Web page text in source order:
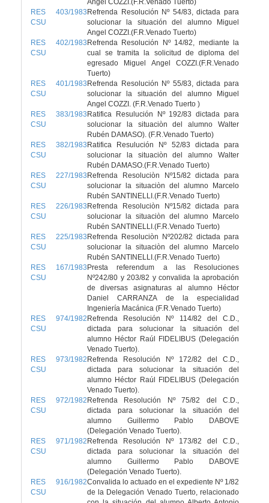
Angel COZZI.(F.R.Venado Tuerto)
RES 403/1983
CSU
Refrenda Resolución Nº 54/83, dictada para
solucionar la situación del alumno Miguel
Angel COZZI.(F.R.Venado Tuerto)
RES 402/1983
CSU
Refrenda Resolución Nº 14/82, mediante la
cual se tramita la solicitud de diploma del
egresado Miguel Angel COZZI.(F.R.Venado
Tuerto)
RES 401/1983
CSU
Refrenda Resolución Nº 55/83, dictada para
solucionar la situación del alumno Miguel
Angel COZZI. (F.R.Venado Tuerto )
RES 383/1983
CSU
Ratifica Resulución Nº 192/83 dictada para
solucionar la situaciòn del alumno Walter
Rubén DAMASO). (F.R.Venado Tuerto)
RES 382/1983
CSU
Ratifica Resulución Nº 52/83 dictada para
solucionar la situaciòn del alumno Walter
Rubén DAMASO.(F.R.Venado Tuerto)
RES 227/1983
CSU
Refrenda Resoluciòn Nº15/82 dictada para
solucionar la situaciòn del alumno Marcelo
Rubén SANTINELLI.(F.R.Venado Tuerto)
RES 226/1983
CSU
Refrenda Resoluciòn Nº15/82 dictada para
solucionar la situaciòn del alumno Marcelo
Rubén SANTINELLI.(F.R.Venado Tuerto)
RES 225/1983
CSU
Refrenda Resoluciòn Nº202/82 dictada para
solucionar la situaciòn del alumno Marcelo
Rubén SANTINELLI.(F.R.Venado Tuerto)
RES 167/1983
CSU
Presta referendum a las Resoluciones
Nº242/80 y 203/82 y convalida la aprobación
de diversas asignaturas al alumno Héctor
Daniel CARRANZA de la especialidad
Ingeniería Macánica (F.R.Venado Tuerto)
RES 974/1982
CSU
Refrenda Resolución Nº 114/82 del C.D.,
dictada para solucionar la situación del
alumno Héctor Raúl FIDELIBUS (Delegación
Venado Tuerto).
RES 973/1982
CSU
Refrenda Resolución Nº 172/82 del C.D.,
dictada para solucionar la situación del
alumno Héctor Raúl FIDELIBUS (Delegación
Venado Tuerto).
RES 972/1982
CSU
Refrenda Resolución Nº 75/82 del C.D.,
dictada para solucionar la situación del
alumno Guillermo Pablo DABOVE
(Delegación Venado Tuerto).
RES 971/1982
CSU
Refrenda Resolución Nº 173/82 del C.D.,
dictada para solucionar la situación del
alumno Guillermo Pablo DABOVE
(Delegación Venado Tuerto).
RES 916/1982
CSU
Convalida lo actuado en el expediente Nº 1/82
de la Delegación Venado Tuerto, relacionado